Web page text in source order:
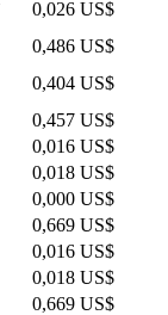
0,026 US$
0,486 US$
0,404 US$
0,457 US$
0,016 US$
0,018 US$
0,000 US$
0,669 US$
0,016 US$
0,018 US$
0,669 US$